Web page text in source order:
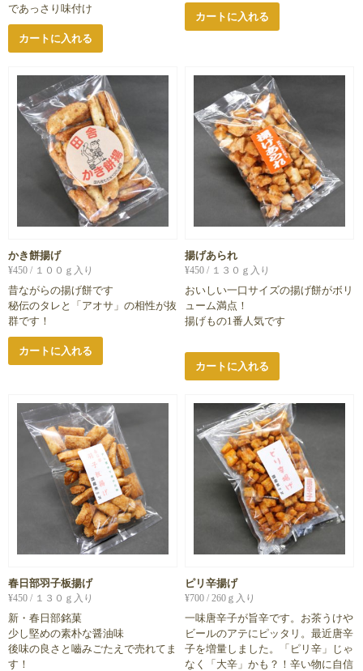
であっさり味付け
カートに入れる
カートに入れる
かき餅揚げ
¥450 / １００ｇ入り
昔ながらの揚げ餅です
秘伝のタレと「アオサ」の相性が抜
群です！
カートに入れる
揚げあられ
¥450 / １３０ｇ入り
おいしい一口サイズの揚げ餅がボリ
ューム満点！
揚げもの1番人気です
カートに入れる
春日部羽子板揚げ
¥450 / １３０ｇ入り
新・春日部銘菓
少し堅めの素朴な醤油味
後味の良さと嚙みごたえで売れてま
す！
ピリ辛揚げ
¥700 / 260ｇ入り
一味唐辛子が旨辛です。お茶うけや
ビールのアテにピッタリ。最近唐辛
子を増量しました。「ピリ辛」じゃ
なく「大辛」かも？！辛い物に自信